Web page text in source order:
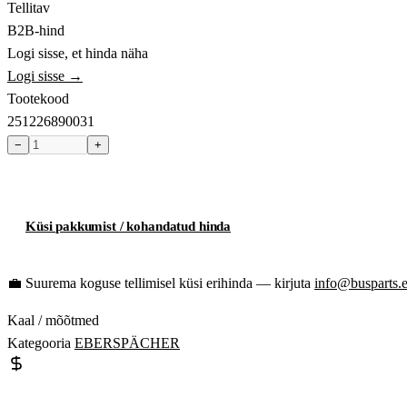
Tellitav
B2B-hind
Logi sisse, et hinda näha
Logi sisse →
Tootekood
251226890031
− +
Küsi pakkumist / kohandatud hinda
💼 Suurema koguse tellimisel küsi erihinda — kirjuta
Kaal / mõõtmed
Kategooria EBERSPÄCHER